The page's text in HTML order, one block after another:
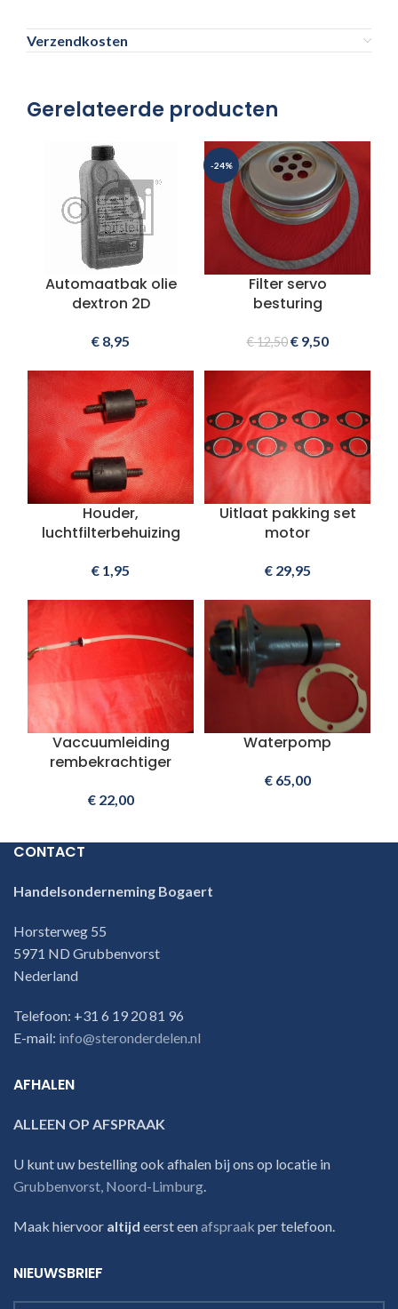
Verzendkosten
Gerelateerde producten
Automaatbak olie
dextron 2D
€ 8,95
-24%
Filter servo
besturing
€12,50 €9,50
Houder,
luchtfilterbehuizing
€ 1,95
Uitlaat pakking set
motor
€29,95
Vaccuumleiding
rembekrachtiger
€22,00
Waterpomp
€65,00
CONTACT
Handelsonderneming Bogaert
Horsterweg 55
5971 ND Grubbenvorst
Nederland
Telefoon: +31 6 19 20 81 96
E-mail: info@steronderdelen.nl
AFHALEN
ALLEEN OP AFSPRAAK
U kunt uw bestelling ook afhalen bij ons op locatie in
Grubbenvorst, Noord-Limburg.
Maak hiervoor altijd eerst eenafspraak per telefoon.
NIEUWSBRIEF